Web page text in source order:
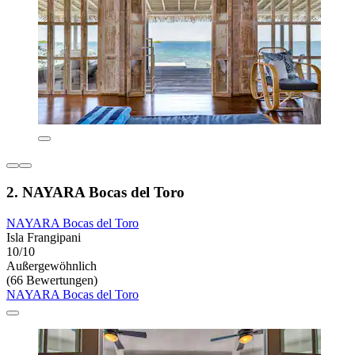
2. NAYARA Bocas del Toro
NAYARA Bocas del Toro
Isla Frangipani
10/10
Außergewöhnlich
(66 Bewertungen)
NAYARA Bocas del Toro